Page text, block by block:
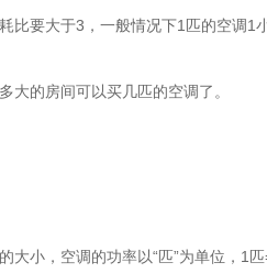
要大于3，一般情况下1匹的空调1
的房间可以买几匹的空调了。
小，空调的功率以“匹”为单位，1